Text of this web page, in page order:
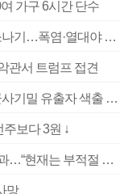
가구 6시간 단수
부산 울산 경남 구름 많고 경남 북서내륙 소나기…폭염·열대야 계속
관서 트럼프 접견
‘탄약 부족 사태’ 보도에 격노한 트럼프…군사기밀 유출자 색출 지시
보다 3원 ↓
[속보] ‘심판 성접대’ 논란 축구협회 공식 사과…“현재는 부적절 행위 없어”
망